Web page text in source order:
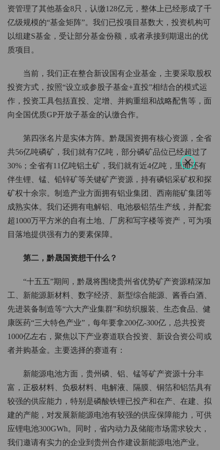
资管理了其他基金8只，认缴128亿元，整体上已经形成了千
亿级规模的“基金矩阵”。我们已投项目基数大，投资机构可
以组建S基金，受让部分基金份额，或者承接到期退出的优
质项目。
当前，我们正在整合新设国有企业基金，主要采取股权
投资方式，按照“设立或参股子基金+直投”相结合的模式运
作，投资工具包括直投、定增、并购重组和战略配售等，面
向全国优质GP开放子基金的认缴合作。
第四张名片是实体方阵。黔晟国资拥有核心资源，全省
共56亿吨磷矿，我们就有7亿吨，部分磷矿品位已经超过了
30%；全省有11亿吨铝土矿，我们就有近4亿吨，里面还有
伴生锂、锰、铅锌矿等关键矿产资源，持有磷铝采矿权和探
矿权十余宗。制造产业方面拥有铝业集团、西南能矿集团等
成熟实体。我们还拥有电解铝、电池极铝箔生产线，并配套
超1000万平方米的自有土地、厂房和写字楼等资产，可为项
目落地提供强有力的要素保障。
第二，黔晟国资想干什么？
“十五五”期间，黔晟将围绕贵州省优势矿产资源精深加
工、新能源新材料、数字经济、新型综合能源、酱香白酒、
先进装备制造等“六大产业集群”和纺织服装、生态食品、健
康医药“三大特色产业”，每年要拿200亿-300亿，总共投资
1000亿左右，聚焦以下产业赛道联合投资、新设合资公司或
者并购基金。主要选择的赛道有：
新能源电池方面，贵州磷、铝、锰等矿产资源十分丰
富，正极材料、负极材料、电解液、隔膜、铜箔和铝箔具有
较强的供应能力，特别是磷酸铁锂已投产和在产、在建、拟
建的产能，对发展新能源电池有较强的供应保障能力，可供
应锂电池300GWh。同时，省内动力及储能市场需求较大，
我们邀请有实力的企业到贵州合作建设新能源电池产业。